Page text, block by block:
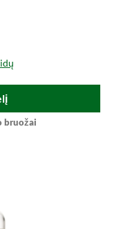
bruožai